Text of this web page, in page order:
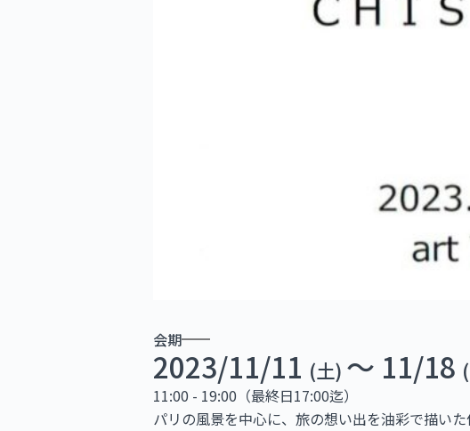
会期
2023/11/11 (土) 〜 11/18
11:00 - 19:00（最終日17:00迄）
パリの風景を中心に、旅の想い出を油彩で描い